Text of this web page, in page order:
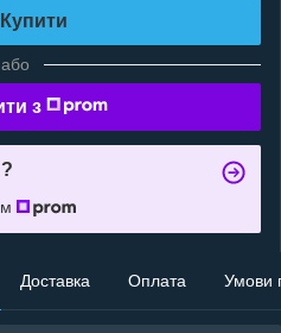
Купити
або
з
Доставка Оплата Умови